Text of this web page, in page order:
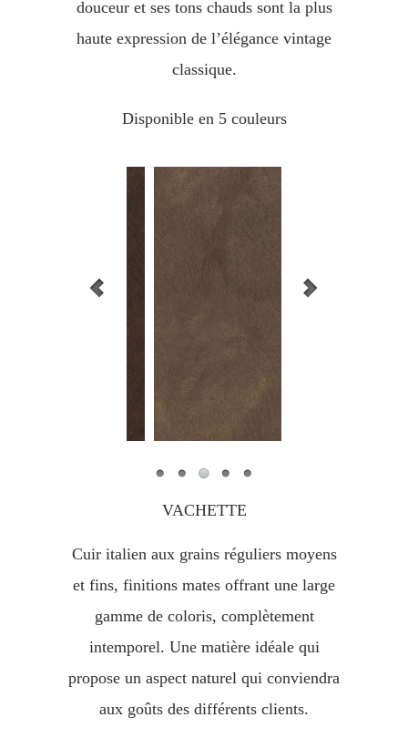
douceur et ses tons chauds sont la plus
haute expression de l’élégance vintage
classique.
Disponible en 5 couleurs
VACHETTE
Cuir italien aux grains réguliers moyens
et fins, finitions mates offrant une large
gamme de coloris, complètement
intemporel. Une matière idéale qui
propose un aspect naturel qui conviendra
aux goûts des différents clients.